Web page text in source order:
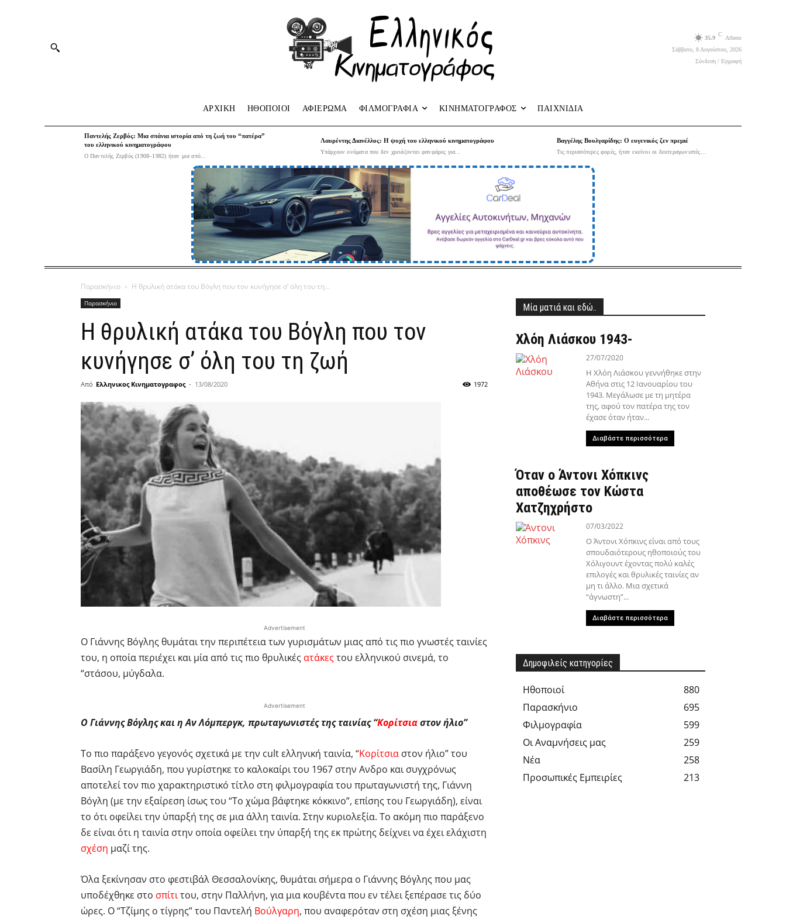
35.9
C
Athens
Σάββατο, 8 Αυγούστου, 2026
Σύνδεση / Εγγραφή
ΑΡΧΙΚΗ HΘΟΠΟΙΟΙ ΑΦΙΕΡΩΜΑ ΦΙΛΜΟΓΡΑΦΙΑ ΚΙΝΗΜΑΤΟΓΡΑΦΟΣ ΠΑΙΧΝΙΔΙΑ
Παντελής Ζερβός: Μια σπάνια ιστορία από τη ζωή του “πατέρα”
του ελληνικού κινηματογράφου
Ο Παντελής Ζερβός (1908–1982) ήταν μια από...
Λαυρέντης Διανέλλος: Η ψυχή του ελληνικού κινηματογράφου
Υπάρχουν ονόματα που δεν χρειάζονται φανφάρες για...
Βαγγέλης Βουλγαρίδης: Ο ευγενικός ζεν πρεμιέ
Τις περισσότερες φορές, ήταν εκείνοι οι δευτεραγωνιστές...
Παρασκήνιο Η θρυλική ατάκα του Βόγλη που τον κυνήγησε σ’ όλη του τη...
Παρασκήνιο
Η θρυλική ατάκα του Βόγλη που τον
κυνήγησε σ’ όλη του τη ζωή
Από Ελληνικος Κινηματογραφος - 13/08/2020 1972
Advertisement
Ο Γιάννης Βόγλης θυμάται την περιπέτεια των γυρισμάτων μιας από τις πιο γνωστές ταινίες
του, η οποία περιέχει και μία από τις πιο θρυλικέςατάκεςτου ελληνικού σινεμά, το
“στάσου, μύγδαλα.
Advertisement
Ο Γιάννης Βόγλης και η Αν Λόμπεργκ, πρωταγωνιστές της ταινίας “Κορίτσιαστον ήλιο”
Το πιο παράξενο γεγονός σχετικά με την cult ελληνική ταινία, “Κορίτσια στον ήλιο” του
Βασίλη Γεωργιάδη, που γυρίστηκε το καλοκαίρι του 1967 στην Ανδρο και συγχρόνως
αποτελεί τον πιο χαρακτηριστικό τίτλο στη φιλμογραφία του πρωταγωνιστή της, Γιάννη
Βόγλη (με την εξαίρεση ίσως του “Το χώμα βάφτηκε κόκκινο”, επίσης του Γεωργιάδη), είναι
το ότι οφείλει την ύπαρξή της σε μια άλλη ταινία. Στην κυριολεξία. Το ακόμη πιο παράξενο
δε είναι ότι η ταινία στην οποία οφείλει την ύπαρξή της εκ πρώτης δείχνει να έχει ελάχιστη
σχέση μαζί της.
Όλα ξεκίνησαν στο φεστιβάλ Θεσσαλονίκης, θυμάται σήμερα ο Γιάννης Βόγλης που μας
υποδέχθηκε στο σπίτιτου, στην Παλλήνη, για μια κουβέντα που εν τέλει ξεπέρασε τις δύο
ώρες. Ο “Τζίμης ο τίγρης” του Παντελή Βούλγαρη, που αναφερόταν στη σχέση μιας ξένης
Μία ματιά και εδώ..
Χλόη Λιάσκου 1943-
27/07/2020
Η Χλόη Λιάσκου γεννήθηκε στην
Αθήνα στις 12 Ιανουαρίου του
1943. Μεγάλωσε με τη μητέρα
της, αφού τον πατέρα της τον
έχασε όταν ήταν...
Διαβάστε περισσότερα
Όταν ο Άντονι Χόπκινς
αποθέωσε τον Κώστα
Χατζηχρήστο
07/03/2022
Ο Άντονι Χόπκινς είναι από τους
σπουδαιότερους ηθοποιούς του
Χόλιγουντ έχοντας πολύ καλές
επιλογές και θρυλικές ταινίες αν
μη τι άλλο. Μια σχετικά
“άγνωστη”...
Διαβάστε περισσότερα
Δημοφιλείς κατηγορίες
Hθοποιοί
880
Παρασκήνιο
695
Φιλμογραφία
599
Οι Αναμνήσεις μας
259
Νέα
258
Προσωπικές Εμπειρίες
213